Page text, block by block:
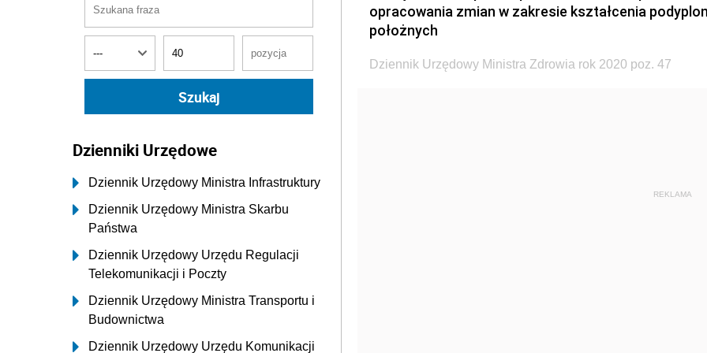
Dzienniki Urzędowe
Dziennik Urzędowy Ministra Infrastruktury
Dziennik Urzędowy Ministra Skarbu
Państwa
Dziennik Urzędowy Urzędu Regulacji
Telekomunikacji i Poczty
Dziennik Urzędowy Ministra Transportu i
Budownictwa
Dziennik Urzędowy Urzędu Komunikacji
opracowania zmian w zakresie kształcenia
położnych
Dziennik Urzędowy Ministra Zdrowia rok 2020 poz. 47
REKLAMA